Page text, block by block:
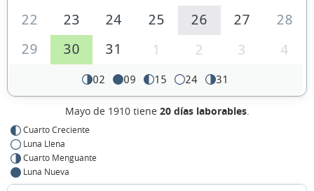
22
23 24 25 26 27
28
29
30 31 1 2 3 4
02 09 15 24 31
Mayo de 1910 tiene 20 días laborables.
Cuarto Creciente
Luna Llena
Cuarto Menguante
Luna Nueva